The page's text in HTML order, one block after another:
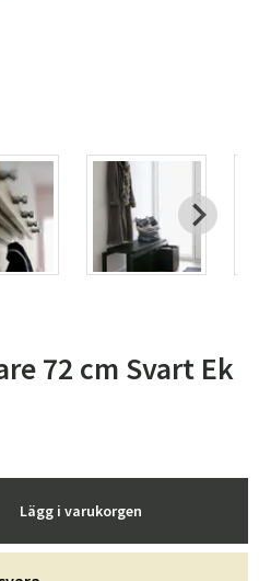
72 cm Svart Ek
Lägg i varukorgen